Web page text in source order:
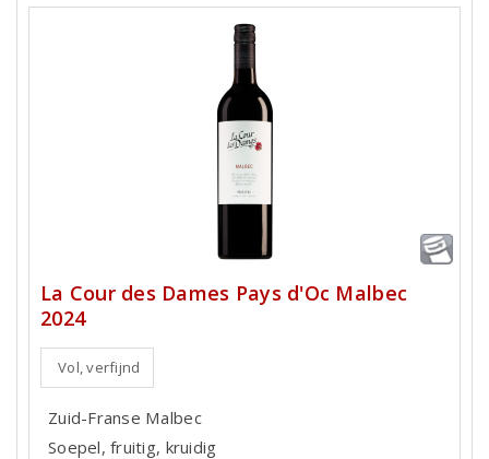
La Cour des Dames Pays d'Oc Malbec
2024
Vol, verfijnd
Zuid-Franse Malbec
Soepel, fruitig, kruidig